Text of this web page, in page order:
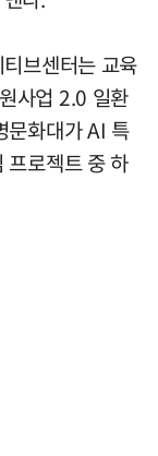
브센터는 교육
사업 2.0 일환
문화대가 AI 특
프로젝트 중 하